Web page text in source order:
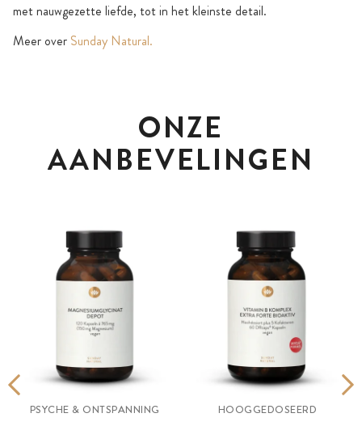
met nauwgezette liefde, tot in het kleinste detail.
Meer over Sunday Natural.
ONZE
AANBEVELINGEN
PSYCHE & ONTSPANNING HOOGGEDOSEERD